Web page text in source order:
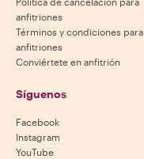
anfitriones
Términos y condiciones para
anfitriones
Conviértete en anfitrión
Síguenos
Facebook
Instagram
YouTube